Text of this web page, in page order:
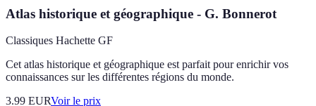
Atlas historique et géographique - G. Bonnerot
Classiques Hachette GF
Cet atlas historique et géographique est parfait pour enrichir vos
connaissances sur les différentes régions du monde.
3.99 EURVoir le prix